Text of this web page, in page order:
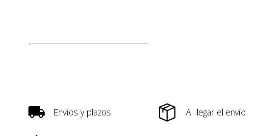
Envíos y plazos Al llegar el envío